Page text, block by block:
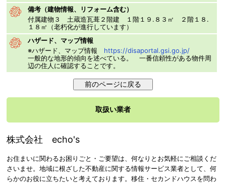
備考（建物情報、リフォーム含む）
付属建物３ 土蔵造瓦葺２階建 １階１９.８３㎡ ２階１８.
１８㎡（老朽化が進行しています）
ハザード、マップ情報
※ハザード、マップ情報 https://disaportal.gsi.go.jp/
一般的な地形的傾向を述べている。 一番信頼性がある物件周
辺の住人に確認することです。
取扱い業者
株式会社 echo's
お住まいに関わるお困りごと・ご要望は、何なりとお気軽にご相談くだ
さいませ。地域に根ざした不動産に関する情報サービス業者として、何
らかのお役に立ちたいと考えております。移住・セカンドハウスを問わ